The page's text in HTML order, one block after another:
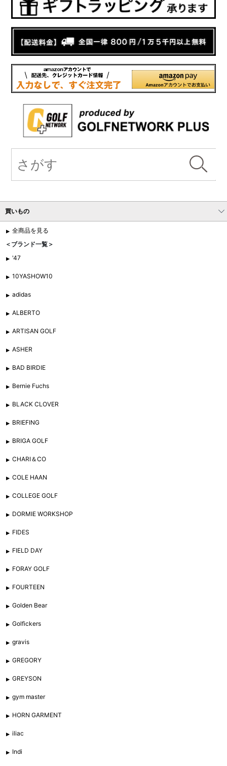
買いもの
全商品を見る
＜ブランド一覧＞
'47
10YASHOW10
adidas
ALBERTO
ARTISAN GOLF
ASHER
BAD BIRDIE
Bernie Fuchs
BLACK CLOVER
BRIEFING
BRIGA GOLF
CHARI＆CO
COLE HAAN
COLLEGE GOLF
DORMIE WORKSHOP
FIDES
FIELD DAY
FORAY GOLF
FOURTEEN
Golden Bear
Golfickers
gravis
GREGORY
GREYSON
gym master
HORN GARMENT
iliac
Indi